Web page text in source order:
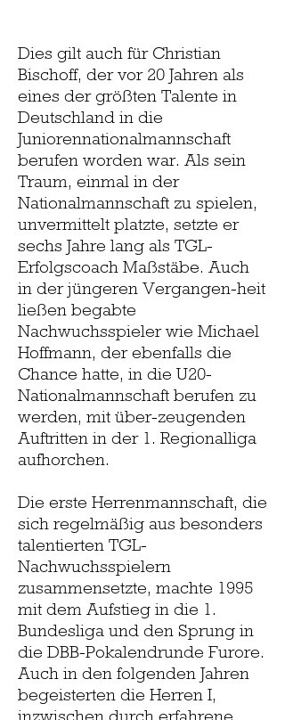
Dies gilt auch für Christian
Bischoff, der vor 20 Jahren als
eines der größten Talente in
Deutschland in die
Juniorennationalmannschaft
berufen worden war. Als sein
Traum, einmal in der
Nationalmannschaft zu spielen,
unvermittelt platzte, setzte er
sechs Jahre lang als TGL-
Erfolgscoach Maßstäbe. Auch
in der jüngeren Vergangen-heit
ließen begabte
Nachwuchsspieler wie Michael
Hoffmann, der ebenfalls die
Chance hatte, in die U20-
Nationalmannschaft berufen zu
werden, mit über-zeugenden
Auftritten in der 1. Regionalliga
aufhorchen.
Die erste Herrenmannschaft, die
sich regelmäßig aus besonders
talentierten TGL-
Nachwuchsspielern
zusammensetzte, machte 1995
mit dem Aufstieg in die 1.
Bundesliga und den Sprung in
die DBB-Pokalendrunde Furore.
Auch in den folgenden Jahren
begeisterten die Herren I,
inzwischen durch erfahrene